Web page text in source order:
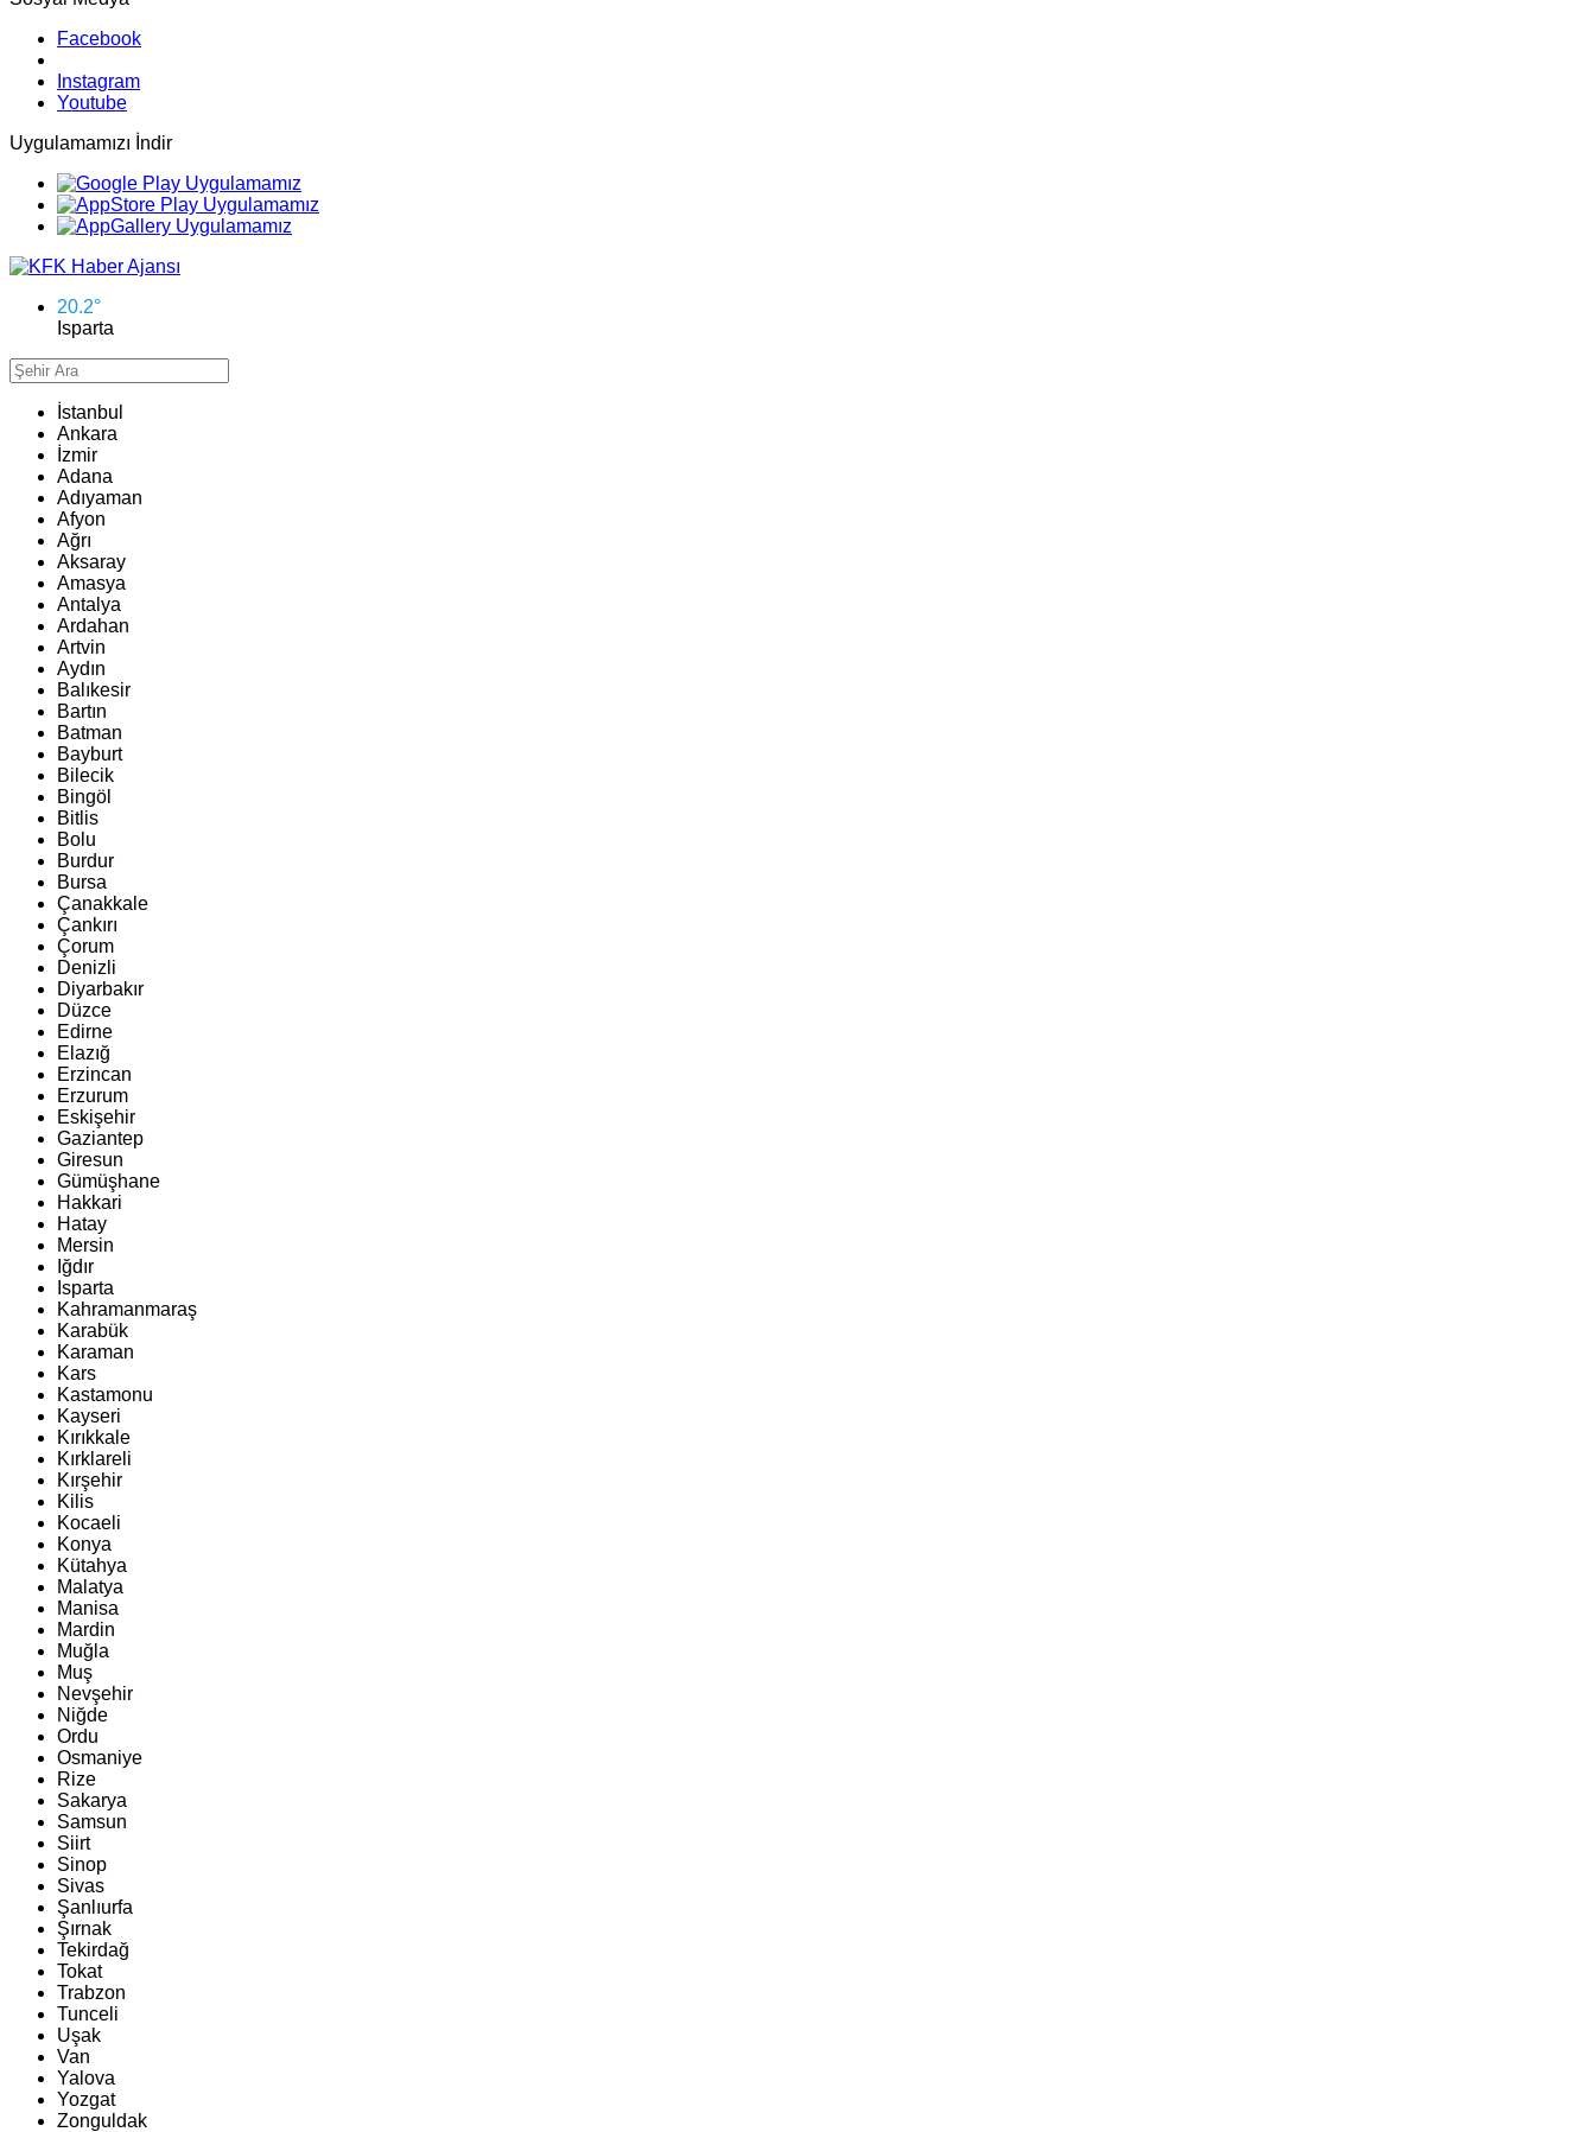
Facebook
Instagram
Youtube
Uygulamamızı İndir
20.2°
Isparta
İstanbul
Ankara
İzmir
Adana
Adıyaman
Afyon
Ağrı
Aksaray
Amasya
Antalya
Ardahan
Artvin
Aydın
Balıkesir
Bartın
Batman
Bayburt
Bilecik
Bingöl
Bitlis
Bolu
Burdur
Bursa
Çanakkale
Çankırı
Çorum
Denizli
Diyarbakır
Düzce
Edirne
Elazığ
Erzincan
Erzurum
Eskişehir
Gaziantep
Giresun
Gümüşhane
Hakkari
Hatay
Mersin
Iğdır
Isparta
Kahramanmaraş
Karabük
Karaman
Kars
Kastamonu
Kayseri
Kırıkkale
Kırklareli
Kırşehir
Kilis
Kocaeli
Konya
Kütahya
Malatya
Manisa
Mardin
Muğla
Muş
Nevşehir
Niğde
Ordu
Osmaniye
Rize
Sakarya
Samsun
Siirt
Sinop
Sivas
Şanlıurfa
Şırnak
Tekirdağ
Tokat
Trabzon
Tunceli
Uşak
Van
Yalova
Yozgat
Zonguldak